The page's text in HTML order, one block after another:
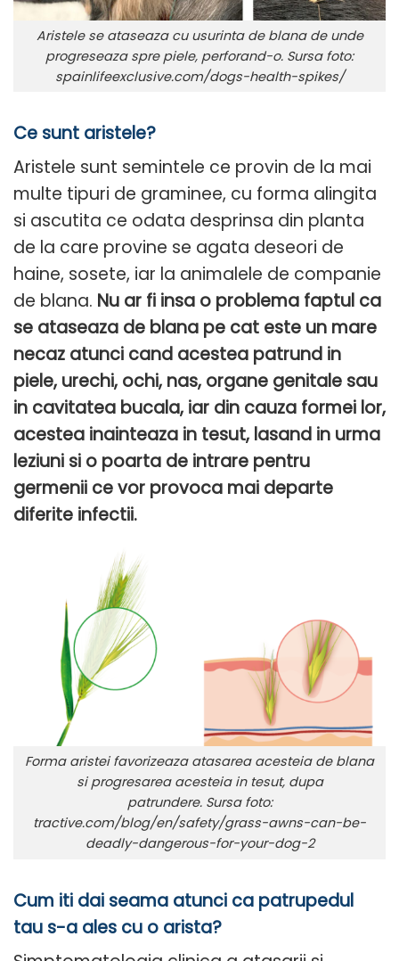
Aristele se ataseaza cu usurinta de blana de unde
progreseaza spre piele, perforand-o. Sursa foto:
spainlifeexclusive.com/dogs-health-spikes/
Ce sunt aristele?
Aristele sunt semintele ce provin de la mai
multe tipuri de graminee, cu forma alingita
si ascutita ce odata desprinsa din planta
de la care provine se agata deseori de
haine, sosete, iar la animalele de companie
de blana. Nu ar fi insa o problema faptul ca
se ataseaza de blana pe cat este un mare
necaz atunci cand acestea patrund in
piele, urechi, ochi, nas, organe genitale sau
in cavitatea bucala, iar din cauza formei lor,
acestea inainteaza in tesut, lasand in urma
leziuni si o poarta de intrare pentru
germenii ce vor provoca mai departe
diferite infectii.
Forma aristei favorizeaza atasarea acesteia de blana
si progresarea acesteia in tesut, dupa
patrundere. Sursa foto:
tractive.com/blog/en/safety/grass-awns-can-be-
deadly-dangerous-for-your-dog-2
Cum iti dai seama atunci ca patrupedul
tau s-a ales cu o arista?